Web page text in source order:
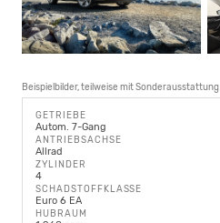
Beispielbilder, teilweise mit Sonderausstattung
GETRIEBE
Autom. 7-Gang
ANTRIEBSACHSE
Allrad
ZYLINDER
4
SCHADSTOFFKLASSE
Euro 6 EA
HUBRAUM